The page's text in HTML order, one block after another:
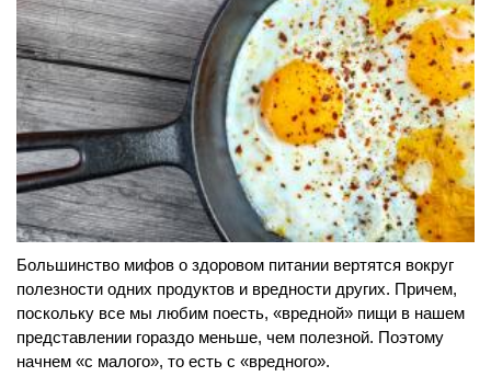
Большинство мифов о здоровом питании вертятся вокруг
полезности одних продуктов и вредности других. Причем,
поскольку все мы любим поесть, «вредной» пищи в нашем
представлении гораздо меньше, чем полезной. Поэтому
начнем «с малого», то есть с «вредного».